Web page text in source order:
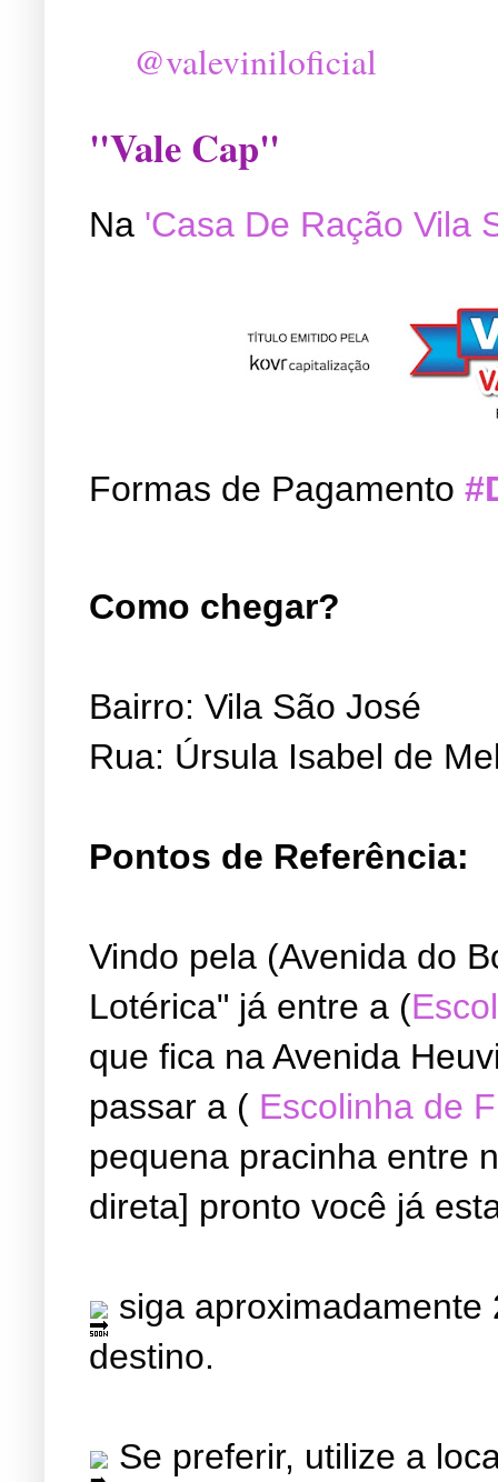
@valeviniloficial
"Vale Cap"
Na 'Casa De Ração Vila
Formas de Pagamento
Como chegar?
Bairro: Vila São José
Rua: Úrsula Isabel de
Pontos de Referência:
Vindo pela (Avenida do
Lotérica" já entre a (
que fica na Avenida
passar a ( Escolinha de
pequena pracinha entre
direta] pronto você já
siga
destino.
Se preferir, utilize a